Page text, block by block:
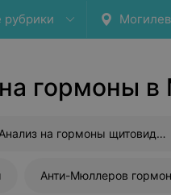
рубрики Могилев
гормоны в
Анализ на гормоны щитовидной железы
Анти-Мюллеров гормон